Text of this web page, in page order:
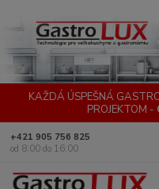
KAŽDÁ ÚSPEŠNÁ
PROJEKTOM -
+421 905 756 825
od 8:00 do 16:00